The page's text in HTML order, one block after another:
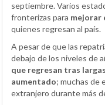
septiembre. Varios
fronterizas para mejorar
quienes regresan al país.
A pesar de que las
debajo de los niveles de
que regresan tras
aumentado; muchas de
extranjero durante más